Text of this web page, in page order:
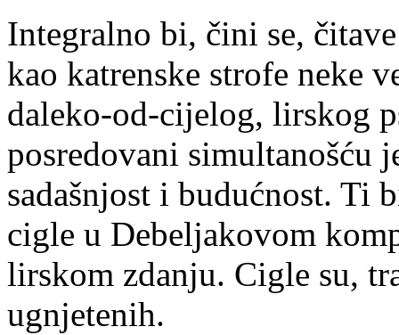
Integralno bi, čini se,
kao katrenske strofe neke
daleko-od-cijelog, lirskog
posredovani simultanošću
sadašnjost i budućnost. Ti
cigle u Debeljakovom
lirskom zdanju. Cigle su,
ugnjetenih.